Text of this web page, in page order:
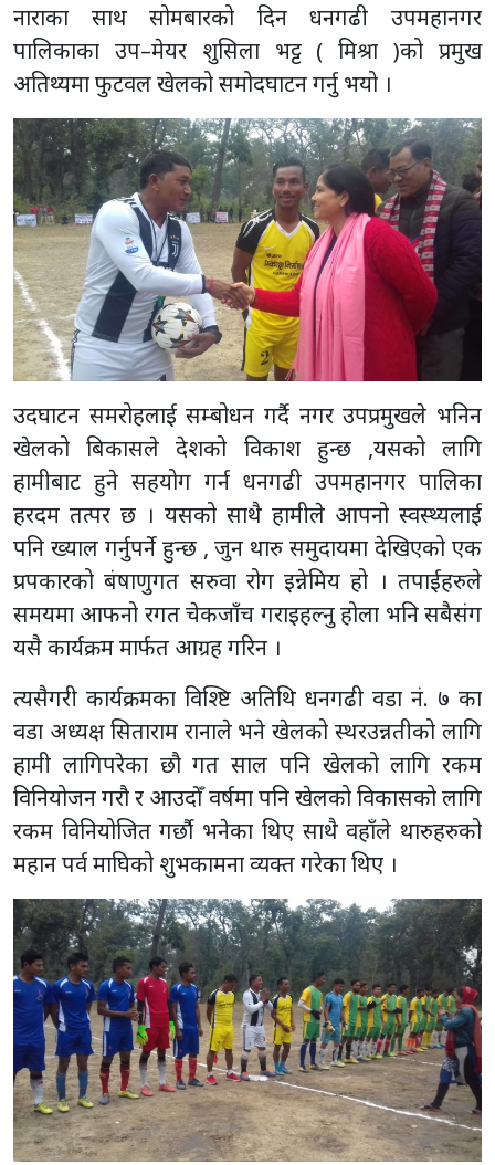
नाराका साथ सोमबारको दिन धनगढी उपमहानगर
पालिकाका उप–मेयर शुसिला भट्ट ( मिश्रा )को प्रमुख
अतिथ्यमा फुटवल खेलको समोदघाटन गर्नु भयो ।
उदघाटन समरोहलाई सम्बोधन गर्दै नगर उपप्रमुखले भनिन
खेलको बिकासले देशको विकाश हुन्छ ,यसको लागि
हामीबाट हुने सहयोग गर्न धनगढी उपमहानगर पालिका
हरदम तत्पर छ । यसको साथै हामीले आपनो स्वस्थ्यलाई
पनि ख्याल गर्नुपर्ने हुन्छ , जुन थारु समुदायमा देखिएको एक
प्रपकारको बंषाणुगत सरुवा रोग इन्नेमिय हो । तपाईहरुले
समयमा आफनो रगत चेकजाँच गराइहल्नु होला भनि सबैसंग
यसै कार्यक्रम मार्फत आग्रह गरिन ।
त्यसैगरी कार्यक्रमका विश्ष्टि अतिथि धनगढी वडा नं. ७ का
वडा अध्यक्ष सिताराम रानाले भने खेलको स्थरउन्नतीको लागि
हामी लागिपरेका छौ गत साल पनि खेलको लागि रकम
विनियोजन गरौ र आउदोँ वर्षमा पनि खेलको विकासको लागि
रकम विनियोजित गर्छौ भनेका थिए साथै वहाँले थारुहरुको
महान पर्व माघिको शुभकामना व्यक्त गरेका थिए ।